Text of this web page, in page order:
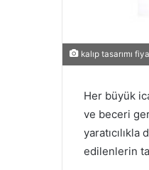
kalıp tasarımı
Her büyük
ve beceri
edilenlerin